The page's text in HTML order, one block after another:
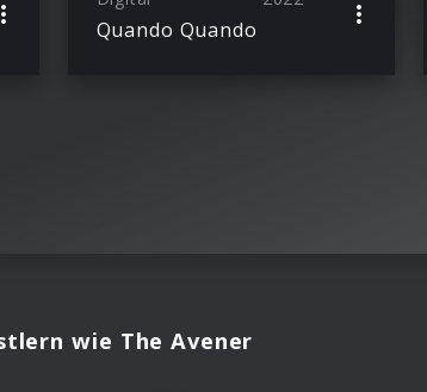
Quando Quando
wie The Avener